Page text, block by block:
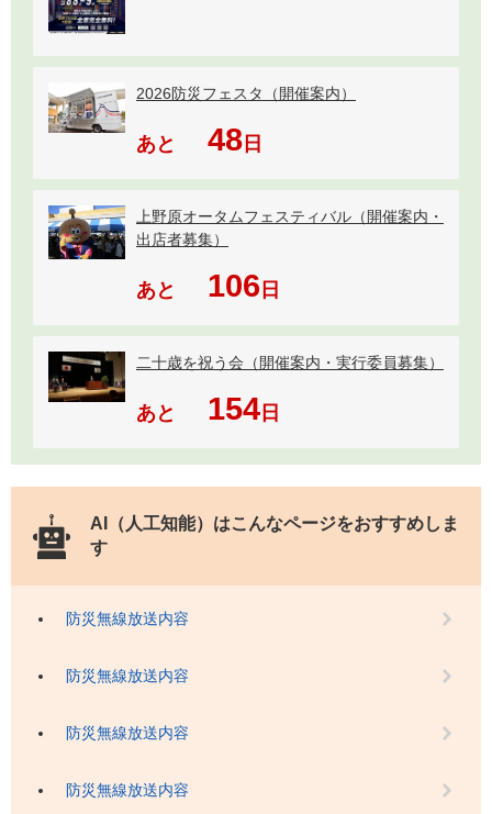
2026防災フェスタ（開催案内）
あと 48日
上野原オータムフェスティバル（開催案内・
出店者募集）
あと 106 日
二十歳を祝う会（開催案内・実行委員募集）
あと 154日
AI（人工知能）はこんなページをおすすめしま
す
防災無線放送内容
防災無線放送内容
防災無線放送内容
防災無線放送内容